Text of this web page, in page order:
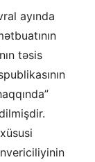
ayında
təsis